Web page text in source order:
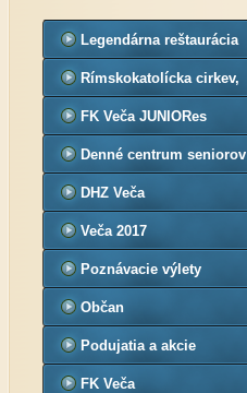
Legendárna reštaurácia
Corgoň
Rímskokatolícka cirkev,
farnosť Veča
FK Veča JUNIORes
Denné centrum seniorov
č.3
DHZ Veča
Veča 2017
Poznávacie výlety
Občan
Podujatia a akcie
FK Veča